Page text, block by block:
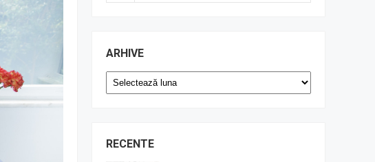
ARHIVE
Arhive
RECENTE